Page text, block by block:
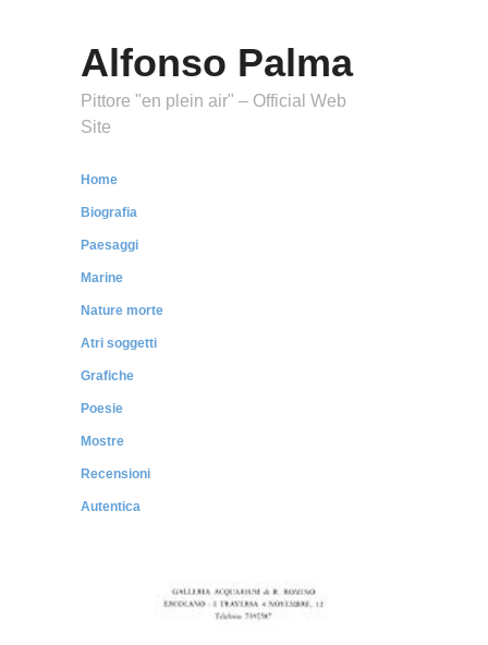
Alfonso Palma
Pittore "en plein air" – Official Web
Site
Home
Biografia
Paesaggi
Marine
Nature morte
Atri soggetti
Grafiche
Poesie
Mostre
Recensioni
Autentica